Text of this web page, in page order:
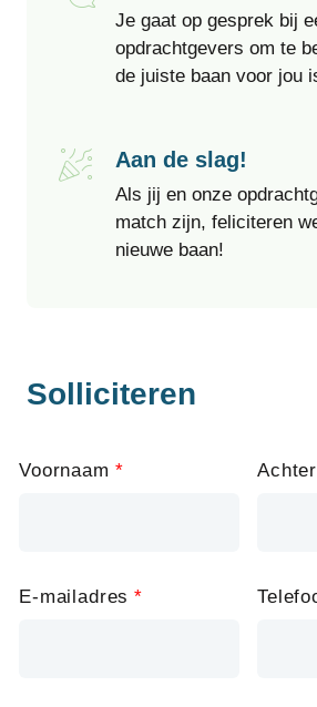
Je gaat op gesprek bij
opdrachtgevers om te
de juiste baan voor jou
Aan de slag!
Als jij en onze
match zijn, feliciteren
nieuwe baan!
Solliciteren
this
Voornaam
E-mailadres